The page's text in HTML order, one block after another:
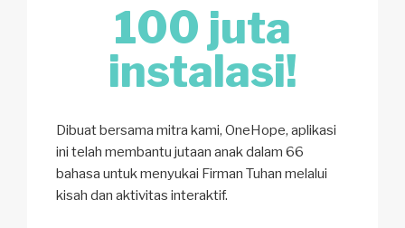
100 juta
instalasi!
Dibuat bersama mitra kami, OneHope, aplikasi
ini telah membantu jutaan anak dalam 66
bahasa untuk menyukai Firman Tuhan melalui
kisah dan aktivitas interaktif.